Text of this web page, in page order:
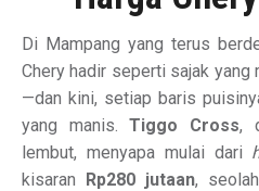
Di Mampang yang terus
Chery hadir seperti sajak yang
—dan kini, setiap baris
yang manis.Tiggo Cross,
lembut, menyapa mulai dari
kisaran Rp280 jutaan,